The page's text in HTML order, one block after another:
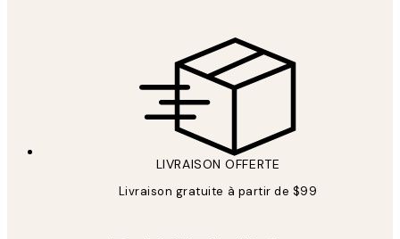
LIVRAISON OFFERTE
Livraison gratuite à partir de $99